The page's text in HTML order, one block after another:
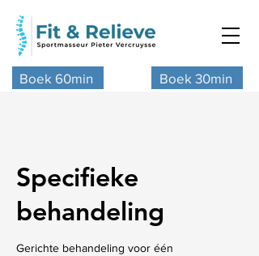
Boek 60min Boek 30min
Specifieke
behandeling
Gerichte behandeling voor één